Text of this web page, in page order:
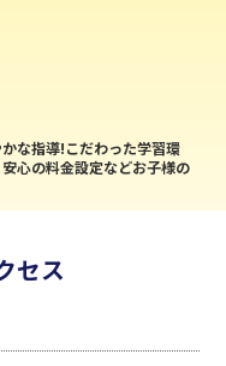
な指導!こだわった学習環
心の料金設定などお子様の
セス